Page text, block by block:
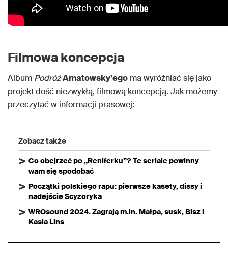
Filmowa koncepcja
Album PodróżAmatowsky’ego ma wyróżniać się jako
projekt dość niezwykłą, filmową koncepcją. Jak możemy
przeczytać w informacji prasowej:
Zobacz także
Co obejrzeć po „Reniferku”? Te seriale powinny
wam się spodobać
Początki polskiego rapu: pierwsze kasety, dissy i
nadejście Scyzoryka
WROsound 2024. Zagrają m.in. Małpa, susk, Bisz i
Kasia Lins